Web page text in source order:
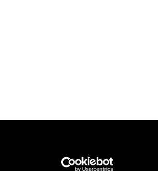
cris.vtt.fi